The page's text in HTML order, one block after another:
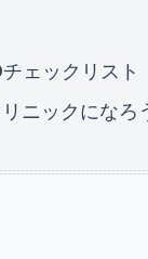
ェックリスト
ニックになろ